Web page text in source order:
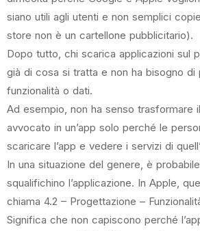
siano utili agli utenti e non semplici
store non è un cartellone pubblicitario).
Dopo tutto, chi scarica applicazioni sul
già di cosa si tratta e non ha bisogno di
funzionalità o dati.
Ad esempio, non ha senso trasformare
avvocato in un’app solo perché le
scaricare l’app e vedere i servizi di
In una situazione del genere, è
squalifichino l’applicazione. In Apple,
chiama 4.2 – Progettazione –
Significa che non capiscono perché